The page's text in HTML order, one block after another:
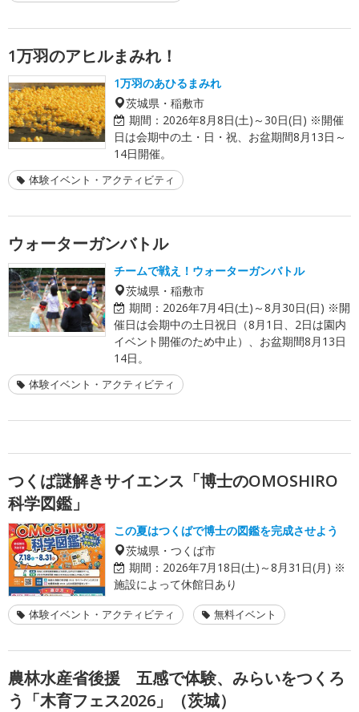
1万羽のアヒルまみれ！
1万羽のあひるまみれ
茨城県・稲敷市
期間： 2026年8月8日(土)～30日(日) ※開催
日は会期中の土・日・祝、お盆期間8月13日～
14日開催。
体験イベント・アクティビティ
ウォーターガンバトル
チームで戦え！ウォーターガンバトル
茨城県・稲敷市
期間： 2026年7月4日(土)～8月30日(日) ※開
催日は会期中の土日祝日（8月1日、2日は園内
イベント開催のため中止）、お盆期間8月13日
14日。
体験イベント・アクティビティ
つくば謎解きサイエンス「博士のOMOSHIRO
科学図鑑」
この夏はつくばで博士の図鑑を完成させよう
茨城県・つくば市
期間： 2026年7月18日(土)～8月31日(月) ※
施設によって休館日あり
体験イベント・アクティビティ 無料イベント
農林水産省後援 五感で体験、みらいをつくろ
う「木育フェス2026」（茨城）